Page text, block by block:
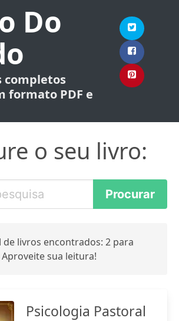
Do
completos
formato PDF e
o seu livro:
livros encontrados: 2 para
sua leitura!
Psicologia Pastoral